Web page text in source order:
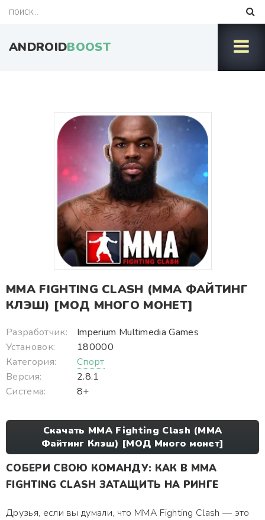
ANDROIDBOOST
MMA FIGHTING CLASH (ММА ФАЙТИНГ
КЛЭШ) [МОД МНОГО МОНЕТ]
Разработчик:
Imperium Multimedia Games
Установок:
180000
Категория:
Спорт
Версия:
2.8.1
Система:
8+
Скачать MMA Fighting Clash (ММА
Файтинг Клэш) [МОД Много монет]
СОБЕРИ СВОЮ КОМАНДУ: КАК В MMA
FIGHTING CLASH ЗАТАЩИТЬ НА РИНГЕ
Друзья, если вы думали, что MMA Fighting Clash — это